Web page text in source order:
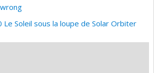
Soleil sous la loupe de Solar Orbiter